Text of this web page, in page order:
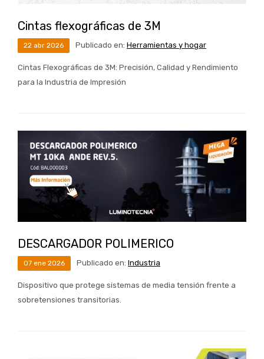
Cintas flexográficas de 3M
22 abr 2026 Publicado en: Herramientas y hogar
Cintas Flexográficas de 3M: Precisión, Calidad y Rendimiento
para la Industria de Impresión
DESCARGADOR POLIMERICO
07 ene 2026 Publicado en: Industria
Dispositivo que protege sistemas de media tensión frente a
sobretensiones transitorias.